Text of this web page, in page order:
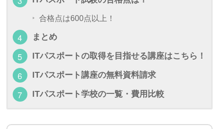
合格点は600点以上！
まとめ
ITパスポートの取得を目指せる講座はこちら！
ITパスポート講座の無料資料請求
ITパスポート学校の一覧・費用比較